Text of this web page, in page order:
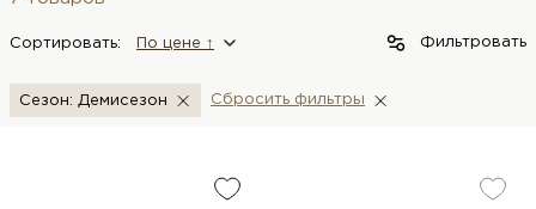
Сортировать: По цене ↑ Фильтровать
Сезон: Демисезон Сбросить фильтры